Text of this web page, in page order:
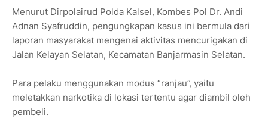
Menurut Dirpolairud Polda Kalsel, Kombes Pol Dr. Andi
Adnan Syafruddin, pengungkapan kasus ini bermula dari
laporan masyarakat mengenai aktivitas mencurigakan di
Jalan Kelayan Selatan, Kecamatan Banjarmasin Selatan.
Para pelaku menggunakan modus “ranjau”, yaitu
meletakkan narkotika di lokasi tertentu agar diambil oleh
pembeli.